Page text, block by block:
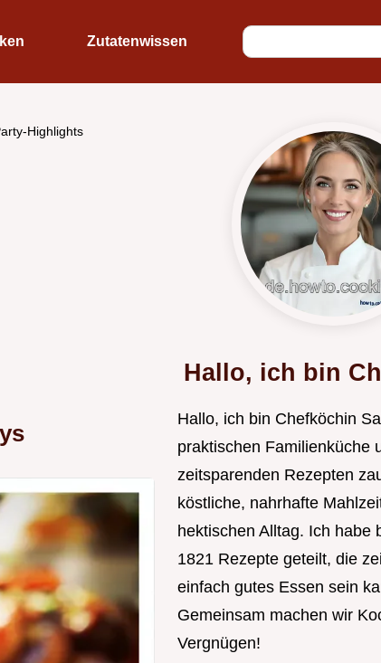
Zutatenwissen
Highlights
Hallo, ich bin
Hallo, ich bin Chefköchin
praktischen Familienküche
zeitsparenden Rezepten
köstliche, nahrhafte
hektischen Alltag. Ich habe
1821 Rezepte geteilt, die
einfach gutes Essen sein
Gemeinsam machen wir
Vergnügen!